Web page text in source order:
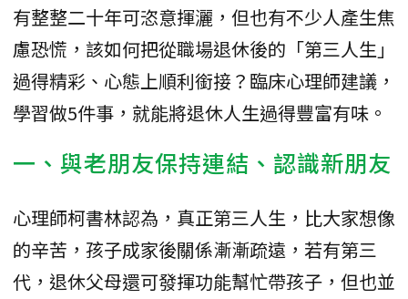
有整整二十年可恣意揮灑，但也有不少人產生焦
慮恐慌，該如何把從職場退休後的「第三人生」
過得精彩、心態上順利銜接？臨床心理師建議，
學習做5件事，就能將退休人生過得豐富有味。
一、與老朋友保持連結、認識新朋友
心理師柯書林認為，真正第三人生，比大家想像
的辛苦，孩子成家後關係漸漸疏遠，若有第三
代，退休父母還可發揮功能幫忙帶孩子，但也並